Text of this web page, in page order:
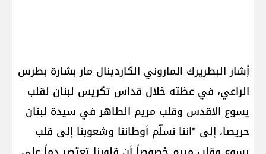
أِشار البطريرك الماروني الكاردينال ​مار بشارة بطرس
الراعي​، في عظته خلال قداس تكريس ​لبنان​ لقلب
يسوع الاقدس وقلب مريم الطاهر في سيدة لبنان
حريصا، إلى "اننا نسلّم أوطاننا وشعوبنا إلى قلب